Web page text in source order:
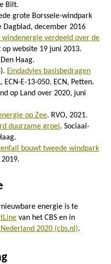
Bilt.
grote Borssele-windpark
Dagblad, december 2016
windenergie verdeeld over de
website 19 juni 2013.
Haag.
Eindadvies basisbedragen
ECN-E-13-050. ECN, Petten.
op Land over 2020, juni
op Zee. RVO, 2021.
duurzame groei. Sociaal-
bouwt tweede windpark
energie is te
van het CBS en in
2020 (cbs.nl).